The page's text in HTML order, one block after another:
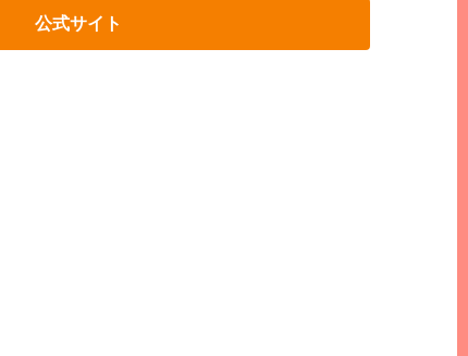
公式サイト